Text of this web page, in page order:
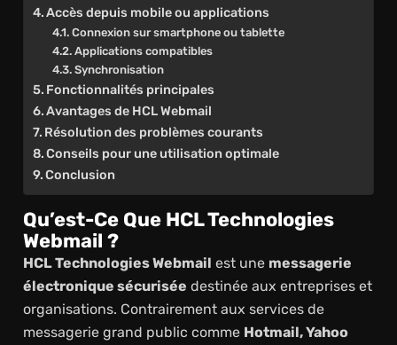
Accès depuis mobile ou applications
Connexion sur smartphone ou tablette
Applications compatibles
Synchronisation
Fonctionnalités principales
Avantages de HCL Webmail
Résolution des problèmes courants
Conseils pour une utilisation optimale
Conclusion
Qu’est-Ce Que HCL Technologies
Webmail ?
HCL Technologies Webmail est une messagerie
électronique sécurisée destinée aux entreprises et
organisations. Contrairement aux services de
messagerie grand public comme Hotmail, Yahoo